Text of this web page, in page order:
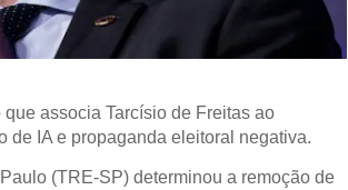
associa Tarcísio de Freitas ao
de IA e propaganda eleitoral negativa.
(TRE-SP) determinou a remoção de